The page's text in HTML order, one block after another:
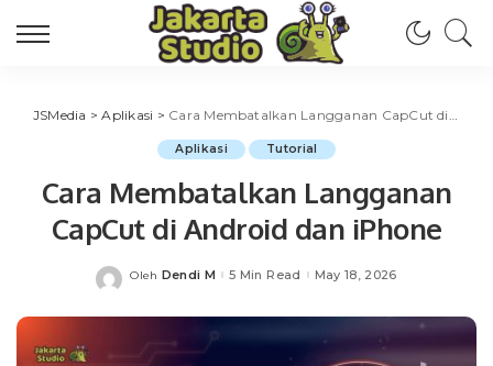
JSMedia >Aplikasi > Cara Membatalkan Langganan CapCut di Android dan iPhone
Aplikasi Tutorial
Cara Membatalkan Langganan
CapCut di Android dan iPhone
Posted
Oleh Dendi M 5 Min Read May 18, 2026